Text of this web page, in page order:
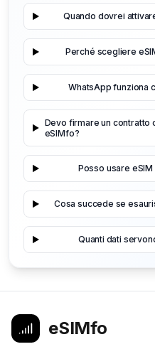
Quando dovrei
Perché scegliere
WhatsApp funziona
Devo firmare un contratto
eSIMfo?
Posso usare
Cosa succede se
Quanti dati
eSIMfo